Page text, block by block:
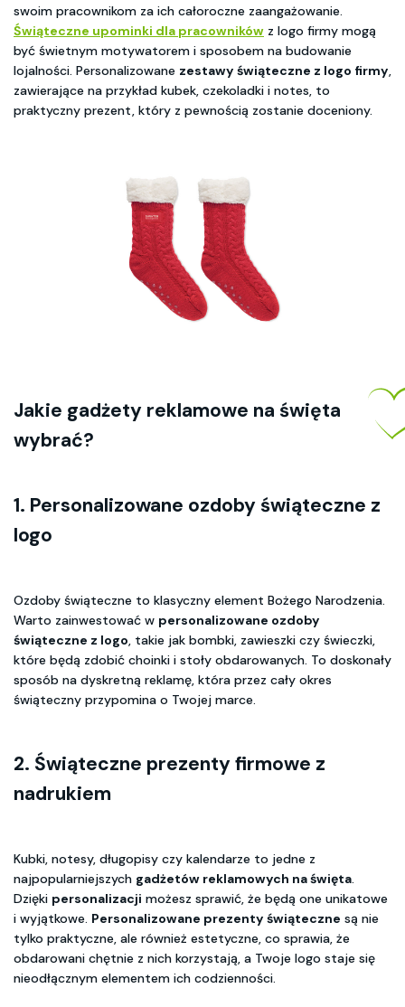
swoim pracownikom za ich całoroczne zaangażowanie.
Świąteczne upominki dla pracowników z logo firmy mogą
być świetnym motywatorem i sposobem na budowanie
lojalności. Personalizowane zestawy świąteczne z logo firmy
zawierające na przykład kubek, czekoladki i notes, to
praktyczny prezent, który z pewnością zostanie doceniony.
Jakie gadżety reklamowe na święta
wybrać?
1. Personalizowane ozdoby świąteczne z
logo
Ozdoby świąteczne to klasyczny element Bożego Narodzenia.
Warto zainwestować w personalizowane ozdoby
świąteczne z logo, takie jak bombki, zawieszki czy świeczki,
które będą zdobić choinki i stoły obdarowanych. To doskonały
sposób na dyskretną reklamę, która przez cały okres
świąteczny przypomina o Twojej marce.
2. Świąteczne prezenty firmowe z
nadrukiem
Kubki, notesy, długopisy czy kalendarze to jedne z
najpopularniejszych gadżetów reklamowych na święta.
Dzięki personalizacji możesz sprawić, że będą one unikatowe
i wyjątkowe. Personalizowane prezenty świąteczne są nie
tylko praktyczne, ale również estetyczne, co sprawia, że
obdarowani chętnie z nich korzystają, a Twoje logo staje się
nieodłącznym elementem ich codzienności.